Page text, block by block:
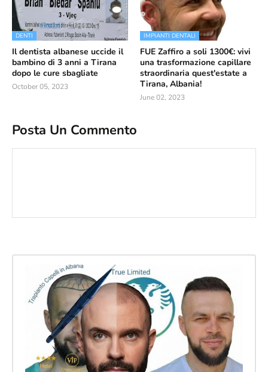
DENTI
Il dentista albanese uccide il
bambino di 3 anni a Tirana
dopo le cure sbagliate
October 05, 2023
IMPIANTI DENTALI
FUE Zaffiro a soli 1300€: vivi
una trasformazione capillare
straordinaria quest'estate a
Tirana, Albania!
June 02, 2023
Posta Un Commento